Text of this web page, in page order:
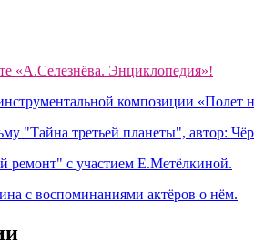
«А.Селезнёва. Энциклопедия»!
композиции «Полет
"Тайна третьей планеты", автор:
ремонт" с участием Е.Метёлкиной.
с воспоминаниями актёров о нём.